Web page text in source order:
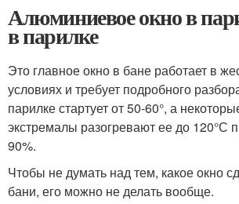
Алюминиевое окно в
в парилке
Это главное окно в бане работает в
условиях и требует подробного
парилке стартует от 50-60°, а
экстремалы разогревают ее до 120°С
90%.
Чтобы не думать над тем, какое окно
бани, его можно не делать вообще.